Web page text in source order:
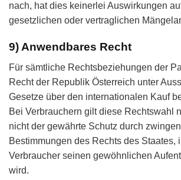
nach, hat dies keinerlei Auswirkungen
gesetzlichen oder vertraglichen
9) Anwendbares Recht
Für sämtliche Rechtsbeziehungen der
Recht der Republik Österreich unter
Gesetze über den internationalen Kauf
Bei Verbrauchern gilt diese Rechtswahl
nicht der gewährte Schutz durch
Bestimmungen des Rechts des Staates,
Verbraucher seinen gewöhnlichen
wird.